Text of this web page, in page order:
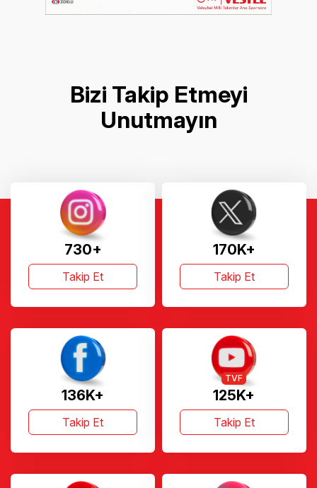
Bizi Takip Etmeyi
Unutmayın
730+
Takip Et
170K+
Takip Et
136K+
Takip Et
125K+
TVF
Takip Et